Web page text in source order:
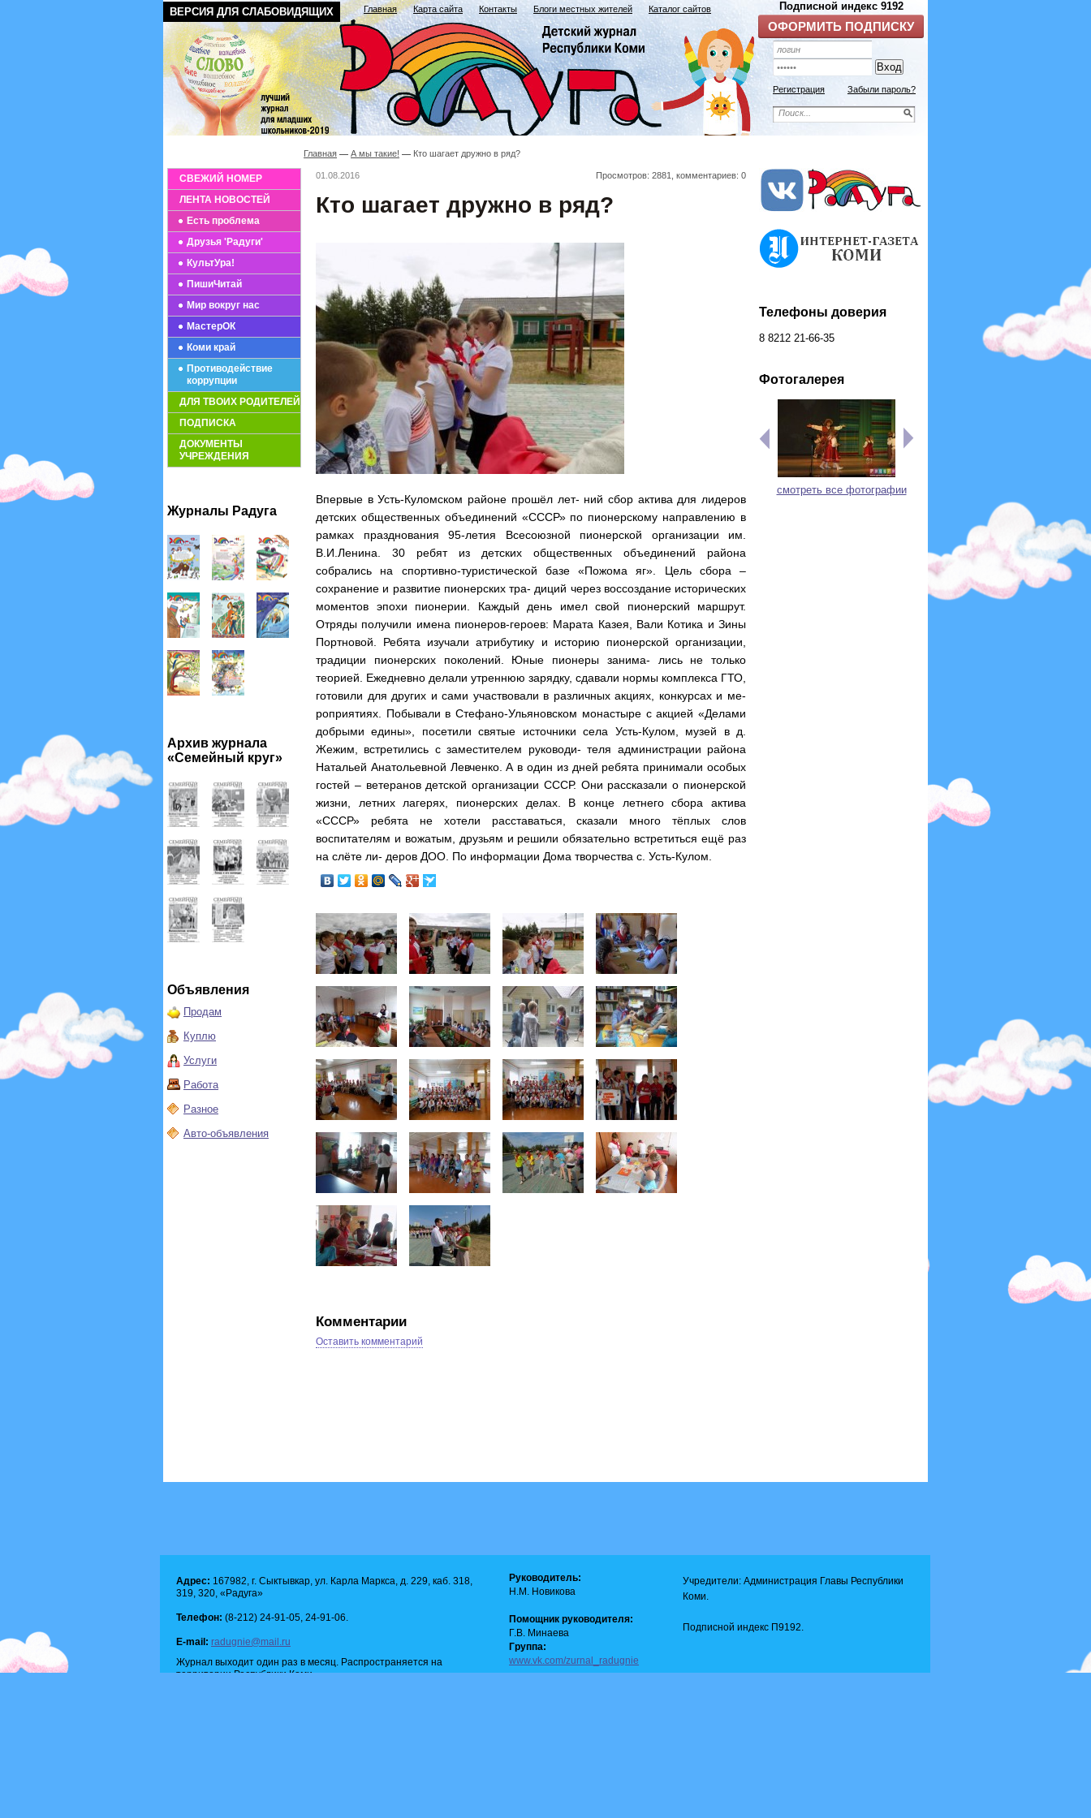
ВЕРСИЯ ДЛЯ СЛАБОВИДЯЩИХ Главная Карта сайта Контакты Блоги местных жителей Каталог сайтов
Регистрация Забыли пароль?
СВЕЖИЙ НОМЕР
ЛЕНТА НОВОСТЕЙ
Есть проблема
Друзья 'Радуги'
КультУра!
ПишиЧитай
Мир вокруг нас
МастерОК
Коми край
Противодействие
коррупции
ДЛЯ ТВОИХ РОДИТЕЛЕЙ
ПОДПИСКА
ДОКУМЕНТЫ
УЧРЕЖДЕНИЯ
Журналы Радуга
Архив журнала
«Семейный круг»
Объявления
Продам
Куплю
Услуги
Работа
Разное
Авто-объявления
Главная А мы такие! Кто шагает дружно в ряд?
01.08.2016 Просмотров: 2881, комментариев: 0
Кто шагает дружно в ряд?
Впервые в Усть-Куломском районе прошёл лет- ний сбор актива для лидеров
детских общественных объединений «СССР» по пионерскому направлению в
рамках празднования 95-летия Всесоюзной пионерской организации им.
В.И.Ленина. 30 ребят из детских общественных объединений района
собрались на спортивно-туристической базе «Пожома яг». Цель сбора –
сохранение и развитие пионерских тра- диций через воссоздание исторических
моментов эпохи пионерии. Каждый день имел свой пионерский маршрут.
Отряды получили имена пионеров-героев: Марата Казея, Вали Котика и Зины
Портновой. Ребята изучали атрибутику и историю пионерской организации,
традиции пионерских поколений. Юные пионеры занима- лись не только
теорией. Ежедневно делали утреннюю зарядку, сдавали нормы комплекса ГТО,
готовили для других и сами участвовали в различных акциях, конкурсах и ме-
роприятиях. Побывали в Стефано-Ульяновском монастыре с акцией «Делами
добрыми едины», посетили святые источники села Усть-Кулом, музей в д.
Жежим, встретились с заместителем руководи- теля администрации района
Натальей Анатольевной Левченко. А в один из дней ребята принимали особых
гостей – ветеранов детской организации СССР. Они рассказали о пионерской
жизни, летних лагерях, пионерских делах. В конце летнего сбора актива
«СССР» ребята не хотели расставаться, сказали много тёплых слов
воспитателям и вожатым, друзьям и решили обязательно встретиться ещё раз
на слёте ли- деров ДОО. По информации Дома творчества с. Усть-Кулом.
Комментарии
Оставить комментарий
Телефоны доверия
8 8212 21-66-35
Фотогалерея
смотреть все фотографии
Адрес: 167982, г. Сыктывкар, ул. Карла Маркса, д. 229, каб. 318,
319, 320, «Радуга»
Телефон: (8-212) 24-91-05, 24-91-06.
E-mail: radugnie@mail.ru
Журнал выходит один раз в месяц. Распространяется на
территории Республики Коми.
Руководитель:
Н.М. Новикова
Помощник руководителя:
Г.В. Минаева
Группа:
www.vk.com/zurnal_radugnie
Учредители: Администрация Главы Республики
Коми.
Подписной индекс П9192.